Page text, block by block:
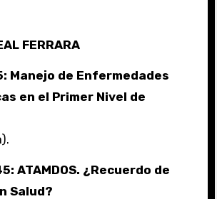
FERRARA
Manejo de Enfermedades
en el Primer Nivel de
ATAMDOS. ¿Recuerdo de
Salud?